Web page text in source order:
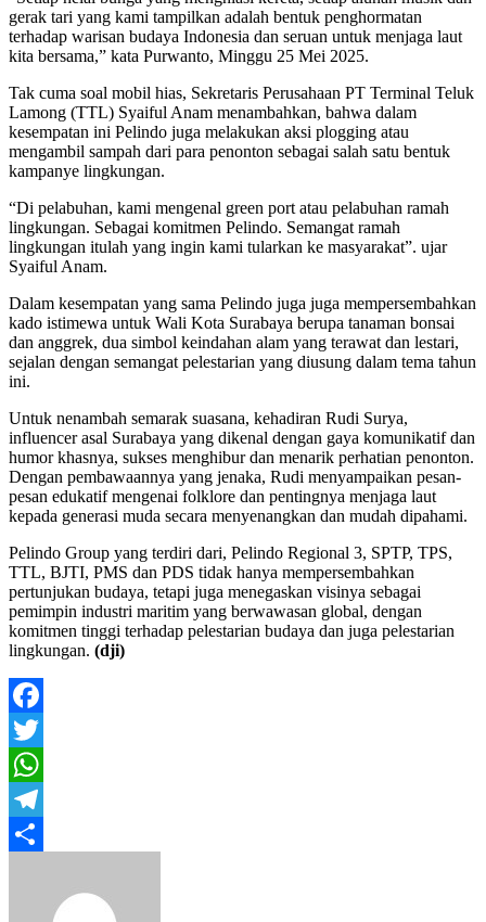
gerak tari yang kami tampilkan adalah bentuk penghormatan
terhadap warisan budaya Indonesia dan seruan untuk menjaga laut
kita bersama,” kata Purwanto, Minggu 25 Mei 2025.
Tak cuma soal mobil hias, Sekretaris Perusahaan PT Terminal Teluk
Lamong (TTL) Syaiful Anam menambahkan, bahwa dalam
kesempatan ini Pelindo juga melakukan aksi plogging atau
mengambil sampah dari para penonton sebagai salah satu bentuk
kampanye lingkungan.
“Di pelabuhan, kami mengenal green port atau pelabuhan ramah
lingkungan. Sebagai komitmen Pelindo. Semangat ramah
lingkungan itulah yang ingin kami tularkan ke masyarakat”. ujar
Syaiful Anam.
Dalam kesempatan yang sama Pelindo juga juga mempersembahkan
kado istimewa untuk Wali Kota Surabaya berupa tanaman bonsai
dan anggrek, dua simbol keindahan alam yang terawat dan lestari,
sejalan dengan semangat pelestarian yang diusung dalam tema tahun
ini.
Untuk nenambah semarak suasana, kehadiran Rudi Surya,
influencer asal Surabaya yang dikenal dengan gaya komunikatif dan
humor khasnya, sukses menghibur dan menarik perhatian penonton.
Dengan pembawaannya yang jenaka, Rudi menyampaikan pesan-
pesan edukatif mengenai folklore dan pentingnya menjaga laut
kepada generasi muda secara menyenangkan dan mudah dipahami.
Pelindo Group yang terdiri dari, Pelindo Regional 3, SPTP, TPS,
TTL, BJTI, PMS dan PDS tidak hanya mempersembahkan
pertunjukan budaya, tetapi juga menegaskan visinya sebagai
pemimpin industri maritim yang berwawasan global, dengan
komitmen tinggi terhadap pelestarian budaya dan juga pelestarian
lingkungan. (dji)
Facebook
Twitter
WhatsApp
Telegram